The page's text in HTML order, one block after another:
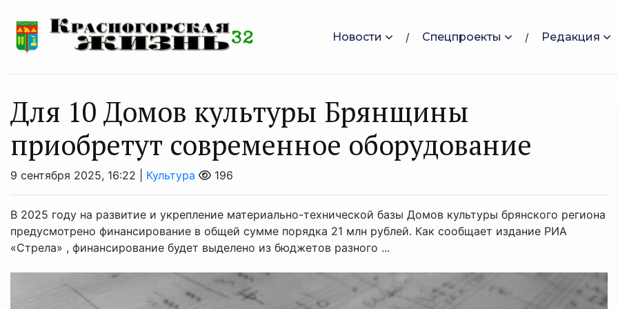
Новости Спецпроекты Редакция
Для 10 Домов культуры Брянщины
приобретут современное оборудование
9 сентября 2025, 16:22 | Культура 196
В 2025 году на развитие и укрепление материально-технической базы Домов культуры брянского региона
предусмотрено финансирование в общей сумме порядка 21 млн рублей. Как сообщает издание РИА
«Стрела» , финансирование будет выделено из бюджетов разного ...